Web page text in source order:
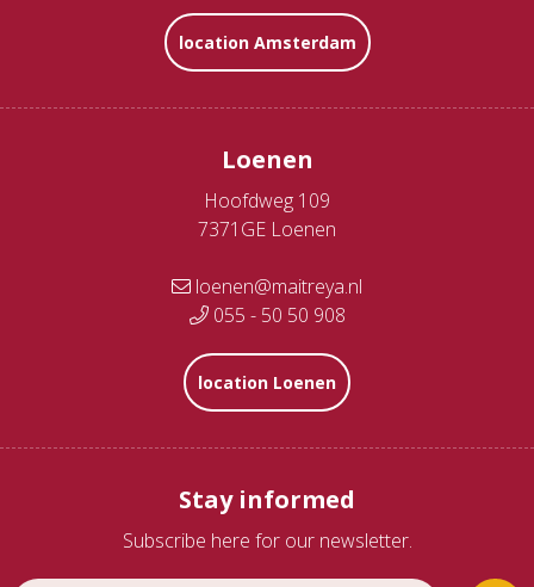
location Amsterdam
Loenen
Hoofdweg 109
7371GE Loenen
loenen@maitreya.nl
055 - 50 50 908
location Loenen
Stay informed
Subscribe here for our newsletter.